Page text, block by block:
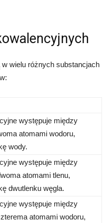
wielu różnych substancjach
występuje między
atomami wodoru,
wody.
występuje między
atomami tlenu,
dwutlenku węgla.
występuje między
atomami wodoru,